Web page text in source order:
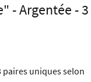
- Argentée - 3